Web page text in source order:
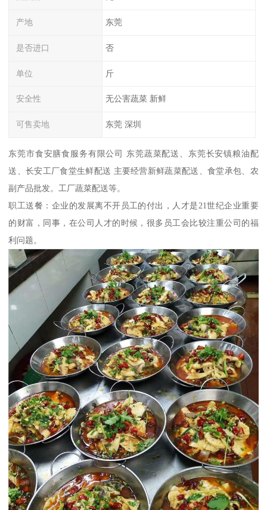
产地 东莞
是否进口 否
单位 斤
安全性 无公害蔬菜 新鲜
可售卖地 东莞 深圳
东莞市食安膳食服务有限公司 东莞蔬菜配送、东莞长安镇粮油配
送、长安工厂食堂生鲜配送 主要经营新鲜蔬菜配送、食堂承包、农
副产品批发。工厂蔬菜配送等。
职工送餐：企业的发展离不开员工的付出，人才是21世纪企业重要
的财富，同事，在公司人才的时候，很多员工会比较注重公司的福
利问题。